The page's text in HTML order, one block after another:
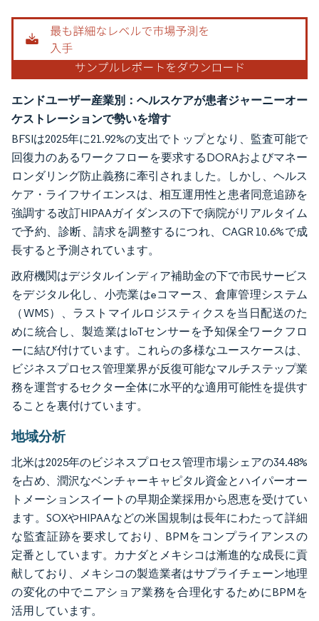
画像 © Mordor Intelligence。再利用にはCC BY 4.0の表示が必要です。
エンドユーザー産業別：ヘルスケアが患者ジャーニーオー
ケストレーションで勢いを増す
BFSIは2025年に21.92%の支出でトップとなり、監査可能で
回復力のあるワークフローを要求するDORAおよびマネー
ロンダリング防止義務に牽引されました。しかし、ヘルス
ケア・ライフサイエンスは、相互運用性と患者同意追跡を
強調する改訂HIPAAガイダンスの下で病院がリアルタイム
で予約、診断、請求を調整するにつれ、CAGR 10.6%で成
長すると予測されています。
政府機関はデジタルインディア補助金の下で市民サービス
をデジタル化し、小売業はeコマース、倉庫管理システム
（WMS）、ラストマイルロジスティクスを当日配送のた
めに統合し、製造業はIoTセンサーを予知保全ワークフロ
ーに結び付けています。これらの多様なユースケースは、
ビジネスプロセス管理業界が反復可能なマルチステップ業
務を運営するセクター全体に水平的な適用可能性を提供す
ることを裏付けています。
地域分析
北米は2025年のビジネスプロセス管理市場シェアの34.48%
を占め、潤沢なベンチャーキャピタル資金とハイパーオー
トメーションスイートの早期企業採用から恩恵を受けてい
ます。SOXやHIPAAなどの米国規制は長年にわたって詳細
な監査証跡を要求しており、BPMをコンプライアンスの
定番としています。カナダとメキシコは漸進的な成長に貢
献しており、メキシコの製造業者はサプライチェーン地理
の変化の中でニアショア業務を合理化するためにBPMを
活用しています。